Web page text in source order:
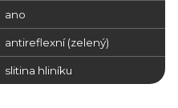
ano
antireflexní (zelený)
slitina hliníku